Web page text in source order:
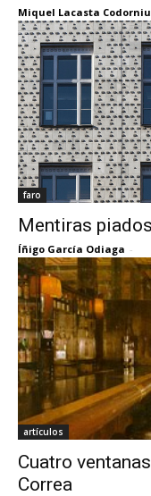
Miquel Lacasta Codorniu
faro
Mentiras
Íñigo García Odiaga -
artículos
Cuatro
Correa